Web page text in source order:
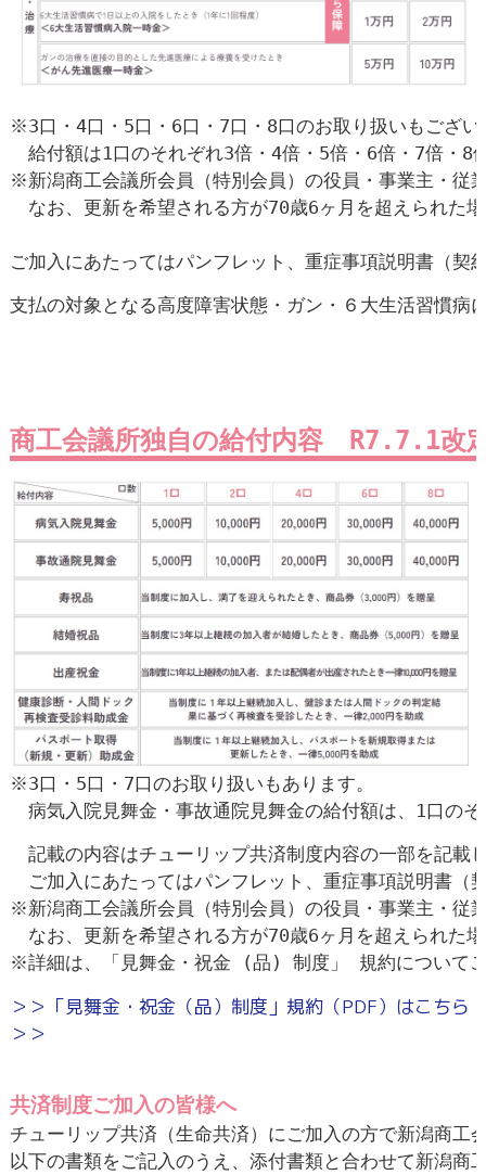
※3口・4口・5口・6口・7口・8口のお取り扱いもござい
給付額は1口のそれぞれ3倍・4倍・5倍・6倍・7倍・8
※新潟商工会議所会員（特別会員）の役員・事業主・従
なお、更新を希望される方が70歳6ヶ月を超えられた
ご加入にあたってはパンフレット、重症事項説明書（契
支払の対象となる高度障害状態・ガン・６大生活習慣病
商工会議所独自の給付内容　R7.7.1改
※3口・5口・7口のお取り扱いもあります。
病気入院見舞金・事故通院見舞金の給付額は、1口の
記載の内容はチューリップ共済制度内容の一部を記載
ご加入にあたってはパンフレット、重症事項説明書（
※新潟商工会議所会員（特別会員）の役員・事業主・従
なお、更新を希望される方が70歳6ヶ月を超えられた
※詳細は、「見舞金・祝金 (品) 制度」 規約について
＞＞「見舞金・祝金（品）制度」規約（PDF）はこちら
＞＞
共済制度ご加入の皆様へ
チューリップ共済（生命共済）にご加入の方で新潟商工
以下の書類をご記入のうえ、添付書類と合わせて新潟商